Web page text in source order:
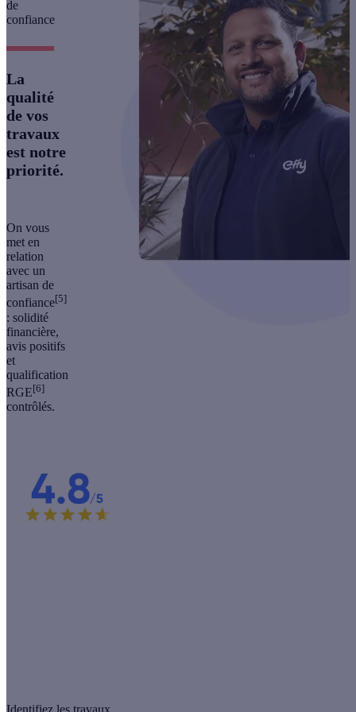
de
confiance
La
qualité
de vos
travaux
est notre
priorité.
On vous
met en
relation
avec un
artisan de
confiance[5]
: solidité
financière,
avis positifs
et
qualification
RGE[6]
contrôlés.